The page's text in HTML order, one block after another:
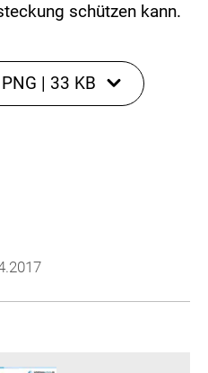
schützen kann.
PNG | 33 KB